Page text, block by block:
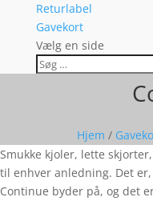
Returlabel
Gavekort
Vælg en side
Hjem /
Smukke kjoler, lette
til enhver anledning. Det
Continue byder på, og det